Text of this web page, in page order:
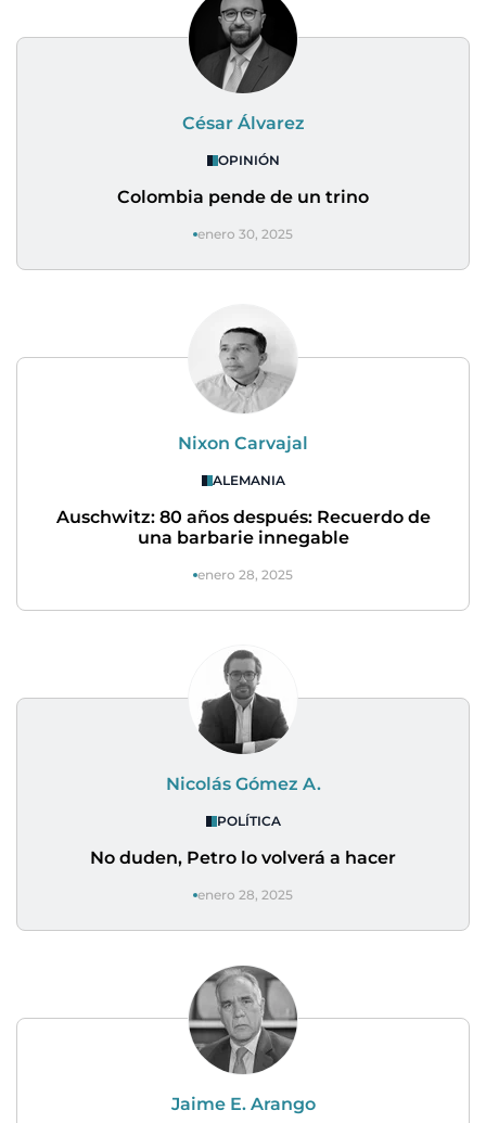
César Álvarez
OPINIÓN
Colombia pende de un trino
enero 30, 2025
Nixon Carvajal
ALEMANIA
Auschwitz: 80 años después: Recuerdo de
una barbarie innegable
enero 28, 2025
Nicolás Gómez A.
POLÍTICA
No duden, Petro lo volverá a hacer
enero 28, 2025
Jaime E. Arango